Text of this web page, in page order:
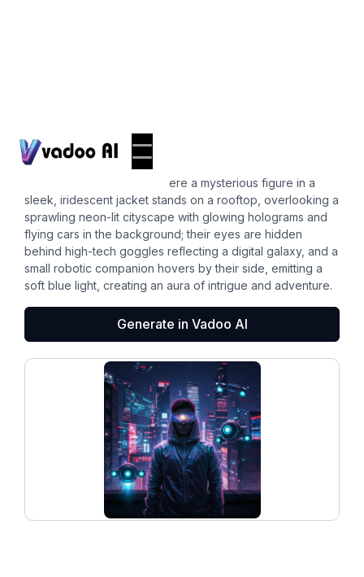
cool pfp
A futuristic urban scene where a mysterious figure in a
sleek, iridescent jacket stands on a rooftop, overlooking a
sprawling neon-lit cityscape with glowing holograms and
flying cars in the background; their eyes are hidden
behind high-tech goggles reflecting a digital galaxy, and a
small robotic companion hovers by their side, emitting a
soft blue light, creating an aura of intrigue and adventure.
Generate in Vadoo AI